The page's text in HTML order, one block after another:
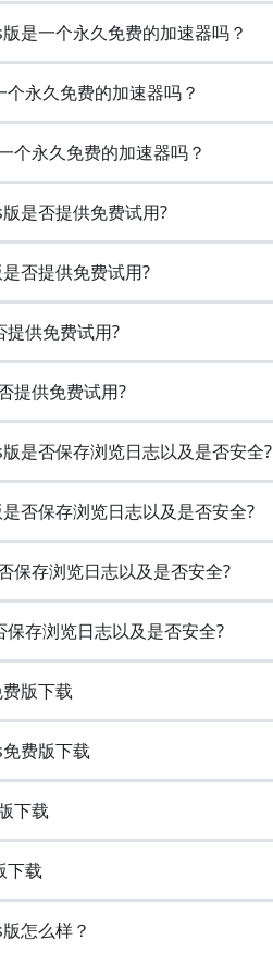
是一个永久免费的加速器吗？
永久免费的加速器吗？
个永久免费的加速器吗？
是否提供免费试用?
否提供免费试用?
提供免费试用?
提供免费试用?
是否保存浏览日志以及是否安全?
否保存浏览日志以及是否安全?
保存浏览日志以及是否安全?
存浏览日志以及是否安全?
版下载
费版下载
下载
下载
怎么样？